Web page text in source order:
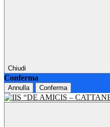
Chiudi
Conferma
Annulla Conferma